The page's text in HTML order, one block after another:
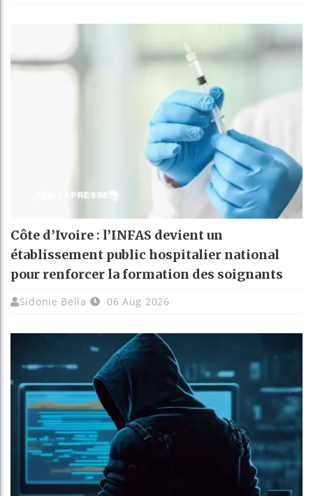
Côte d’Ivoire : l’INFAS devient un
établissement public hospitalier national
pour renforcer la formation des soignants
Sidonie Bella 06 Aug 2026